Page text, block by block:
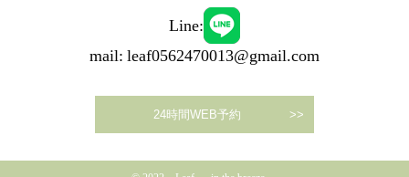
Line:
mail: leaf0562470013@gmail.com
24時間WEB予約